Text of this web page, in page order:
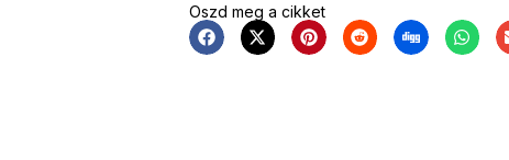
Oszd meg a cikket